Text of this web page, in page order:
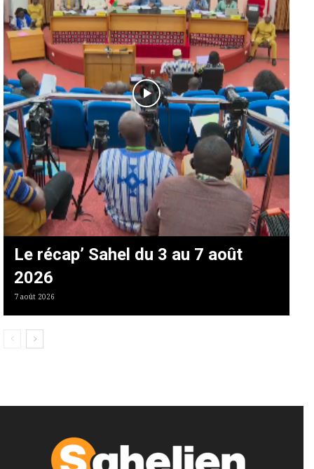
Le récap’ Sahel du 3 au 7 août
2026
7 août 2026